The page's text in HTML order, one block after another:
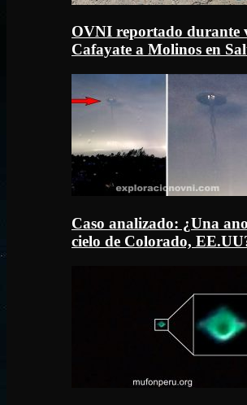
OVNI reportado durante
Cafayate a Molinos en
Caso analizado: ¿Una
cielo de Colorado,